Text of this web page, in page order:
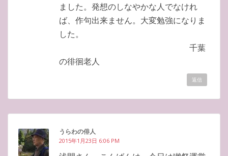
ました。発想のしなやかな人でなけれ
ば、作句出来ません。大変勉強になりま
した。
千葉
の徘徊老人
返信
うらわの俳人
2015年1月23日 6:06 PM